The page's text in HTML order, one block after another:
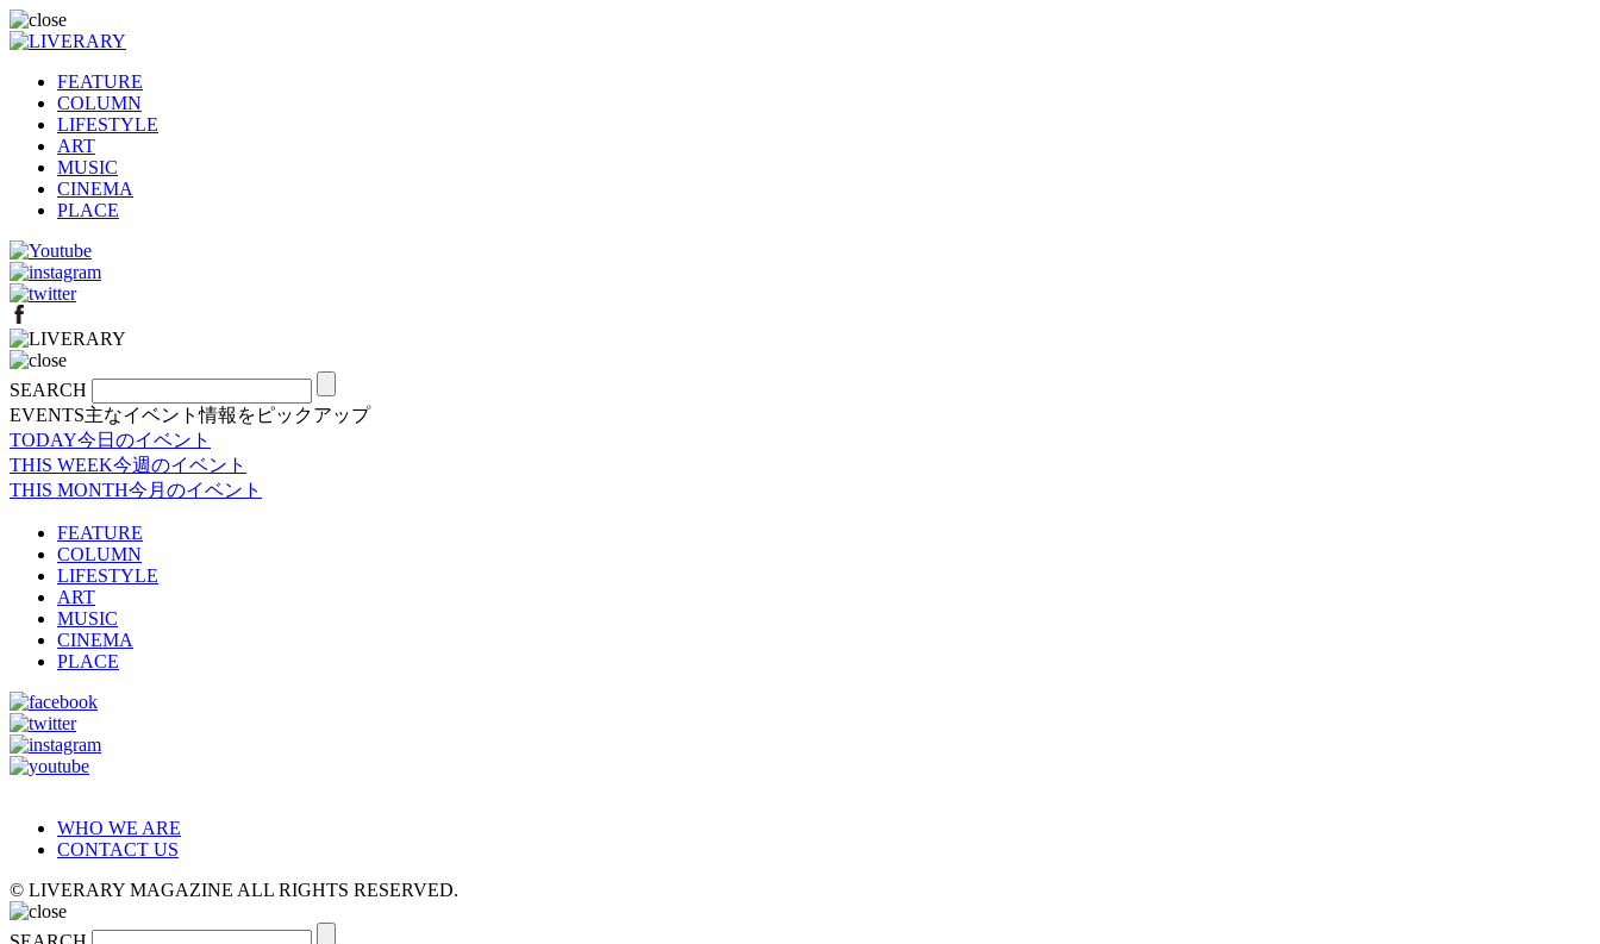
FEATURE
COLUMN
LIFESTYLE
ART
MUSIC
CINEMA
PLACE
SEARCH
EVENTS主なイベント情報をピックアップ
TODAY今日のイベント
THIS WEEK今週のイベント
THIS MONTH今月のイベント
FEATURE
COLUMN
LIFESTYLE
ART
MUSIC
CINEMA
PLACE
WHO WE ARE
CONTACT US
© LIVERARY MAGAZINE ALL RIGHTS RESERVED.